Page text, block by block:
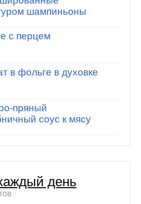
шампиньоны
с перцем
в фольге в духовке
пряный
соус к мясу
день